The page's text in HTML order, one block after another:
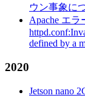
ウン事象に
Apache エラ
defined by a
2020
Jetson nano